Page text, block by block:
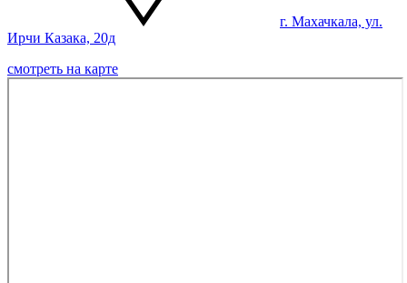
г. Махачкала, ул.
Ирчи Казака, 20д
смотреть на карте